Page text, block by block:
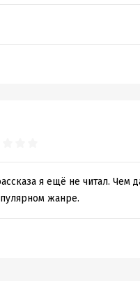
я ещё не читал. Чем
жанре.